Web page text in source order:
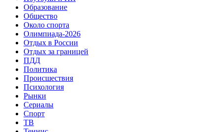
Образование
Общество
Около спорта
Олимпиада-2026
Отдых в России
Отдых за границей
ПДД
Политика
Происшествия
Психология
Рынки
Сериалы
Спорт
ТВ